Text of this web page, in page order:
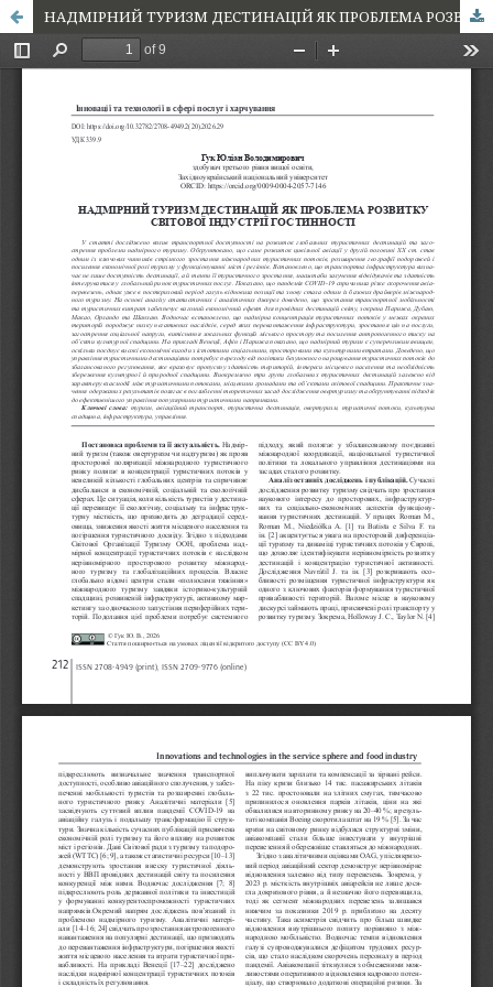
НАДМІРНИЙ ТУРИЗМ ДЕСТИНАЦІЙ ЯК ПРОБЛЕМА РОЗВИТКУ СВІТОВОЇ ІНДУСТРІЇ ГОСТИННОСТІ